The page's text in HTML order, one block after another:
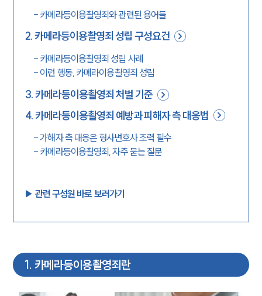
- 카메라등이용촬영죄와 관련된 용어들
2.카메라등이용촬영죄 성립 구성요건
- 카메라등이용촬영죄 성립 사례
- 이런 행동, 카메라이용촬영죄 성립
3.카메라등이용촬영죄 처벌 기준
4.카메라등이용촬영죄 예방과 피해자 측 대응법
-가해자 측 대응은 형사변호사 조력 필수
- 카메라등이용촬영죄, 자주 묻는 질문
▶︎ 관련 구성원 바로 보러가기
1. 카메라등이용촬영죄란